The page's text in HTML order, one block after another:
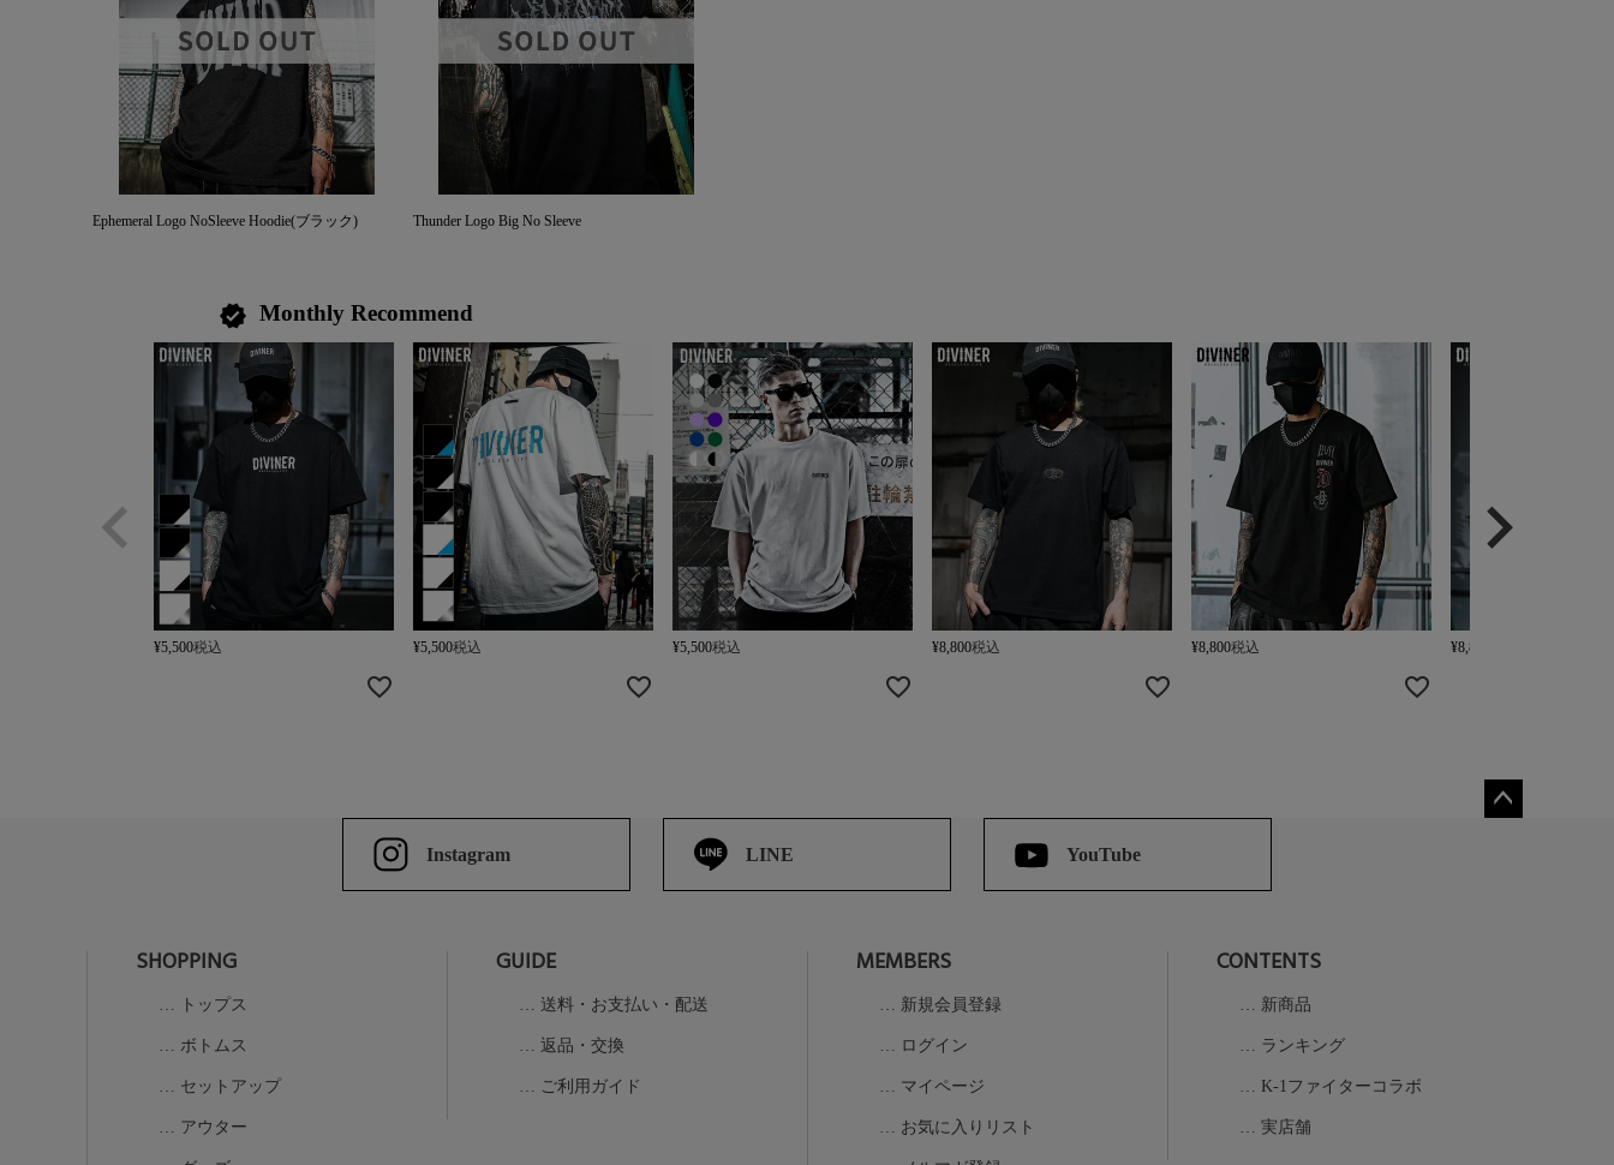
Ephemeral Logo NoSleeve Hoodie(ブラック) Thunder Logo Big No Sleeve
verified Monthly Recommend
¥5,500税込 ¥5,500税込 ¥5,500税込 ¥8,800税込 ¥8,800税込 ¥8,800
Instagram LINE YouTube
SHOPPING
トップス
ボトムス
セットアップ
アウター
GUIDE
送料・お支払い・配送
返品・交換
ご利用ガイド
MEMBERS
新規会員登録
ログイン
マイページ
お気に入りリスト
CONTENTS
新商品
ランキング
K-1ファイターコラボ
実店舗